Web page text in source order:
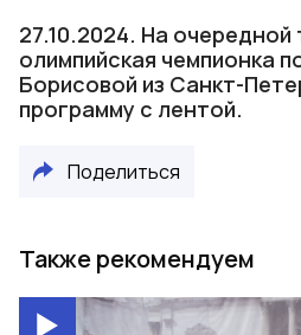
27.10.2024. На очередной
олимпийская чемпионка
Борисовой из Санкт-
программу с лентой.
Поделиться
Также рекомендуем